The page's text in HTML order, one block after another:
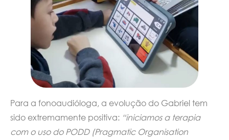
Para a fonoaudióloga, a evolução do Gabriel tem
sido extremamente positiva: “iniciamos a terapia
com o uso do PODD (Pragmatic Organisation